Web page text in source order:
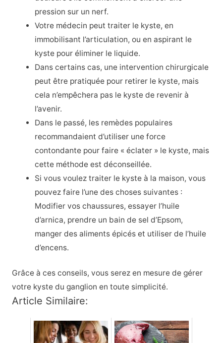
pression sur un nerf.
Votre médecin peut traiter le kyste, en
immobilisant l’articulation, ou en aspirant le
kyste pour éliminer le liquide.
Dans certains cas, une intervention chirurgicale
peut être pratiquée pour retirer le kyste, mais
cela n’empêchera pas le kyste de revenir à
l’avenir.
Dans le passé, les remèdes populaires
recommandaient d’utiliser une force
contondante pour faire « éclater » le kyste, mais
cette méthode est déconseillée.
Si vous voulez traiter le kyste à la maison, vous
pouvez faire l’une des choses suivantes :
Modifier vos chaussures, essayer l’huile
d’arnica, prendre un bain de sel d’Epsom,
manger des aliments épicés et utiliser de l’huile
d’encens.
Grâce à ces conseils, vous serez en mesure de gérer
votre kyste du ganglion en toute simplicité.
Article Similaire: